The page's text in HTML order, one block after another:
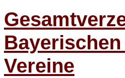
Vereine